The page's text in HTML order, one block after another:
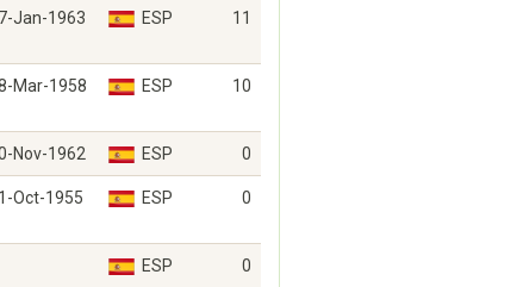
Jan-1963 ESP 11
Mar-1958 ESP 10
Nov-1962 ESP 0
Oct-1955 ESP 0
ESP 0